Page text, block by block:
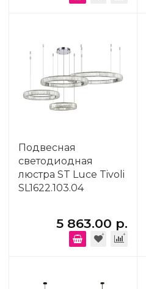
Подвесная
светодиодная
люстра ST Luce Tivoli
SL1622.103.04
5 863.00 р.